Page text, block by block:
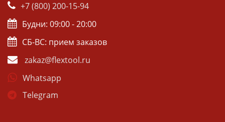
+7 (800) 200-15-94
Будни: 09:00 - 20:00
СБ-ВС: прием заказов
zakaz@flextool.ru
Whatsapp
Telegram